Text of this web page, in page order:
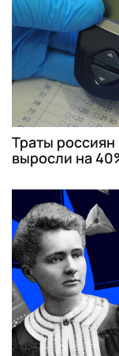
Траты
выросли на